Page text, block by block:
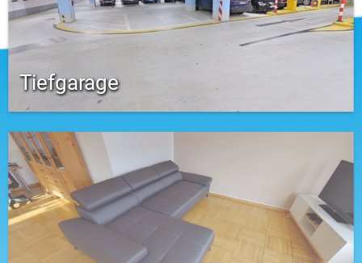
Tiefgarage